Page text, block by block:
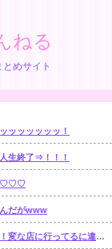
ねる
めサイト
ッッッッッッ！
生終了⇒！！！
だがwww
」探偵「調べたところ･･･」⇒結果ｗｗ